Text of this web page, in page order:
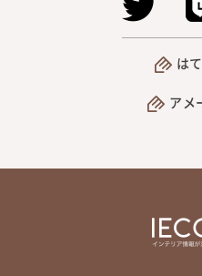
は
アメ